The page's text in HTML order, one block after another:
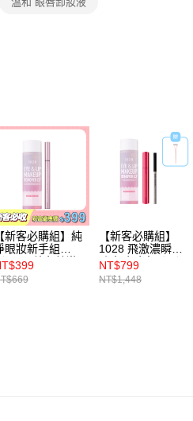
公司提供之「AFTEE先享後付」服務完成之
經同意申辦者引起之損失，本公司不負相關責
」時，將依據個別帳號之用戶狀況，依本公司
度；若仍有額度不足之情形，本公司將視審查
或使用他人資訊註冊。若發現惡意使用之情
將有權停止該用戶之使用額度並採取法律行
含以上)免運費
【新客必購組】純
眼妝新手組
1028 放色線激
抗震眼線液
深層極淨眼
【新客必購組】
1028 飛激濃瞬翹
防水睫毛膏（黑）
+1028 深層極淨眼
唇卸妝液 EX2.0 霸
NT$799
NT$1,448